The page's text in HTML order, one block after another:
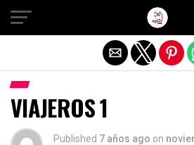
VIAJEROS 1
Published 7 años ago on
Salir de la versión